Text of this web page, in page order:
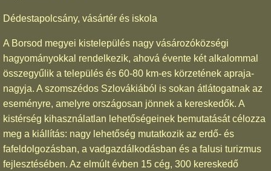
Dédestapolcsány, vásártér és iskola
A Borsod megyei kistelepülés nagy vásározóközségi
hagyományokkal rendelkezik, ahová évente két alkalommal
összegyűlik a település és 60-80 km-es körzetének apraja-
nagyja. A szomszédos Szlovákiából is sokan átlátogatnak az
eseményre, amelyre országosan jönnek a kereskedők. A
kistérség kihasználatlan lehetőségeinek bemutatását célozza
meg a kiállítás: nagy lehetőség mutatkozik az erdő- és
fafeldolgozásban, a vadgazdálkodásban és a falusi turizmus
fejlesztésében. Az elmúlt évben 15 cég, 300 kereskedő